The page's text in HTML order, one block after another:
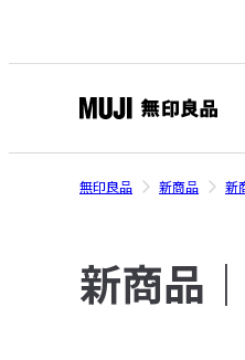
印
良
ッ
ト
無印良品 新商品 新
新商品